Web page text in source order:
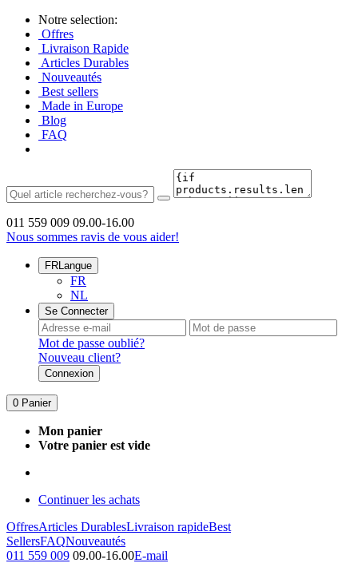
Notre selection:
Offres
Livraison Rapide
Articles Durables
Nouveautés
Best sellers
Made in Europe
Blog
FAQ
011 559 009 09.00-16.00
Nous sommes ravis de vous aider!
FRLangue
FR
NL
Se Connecter
Mot de passe oublié?
Nouveau client?
Connexion
0 Panier
Mon panier
Votre panier est vide
Continuer les achats
OffresArticles DurablesLivraison rapideBest
SellersFAQNouveautés
011 559 009 09.00-16.00E-mail